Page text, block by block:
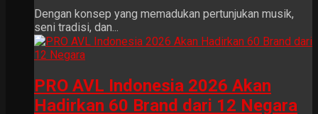
Dengan konsep yang memadukan pertunjukan musik,
seni tradisi, dan...
PRO AVL Indonesia 2026 Akan
Hadirkan 60 Brand dari 12 Negara